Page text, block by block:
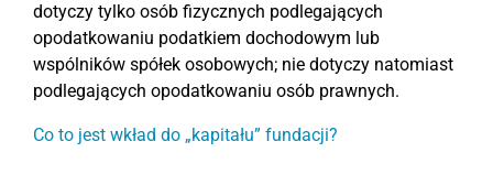
dotyczy tylko osób fizycznych podlegających
opodatkowaniu podatkiem dochodowym lub
wspólników spółek osobowych; nie dotyczy natomiast
podlegających opodatkowaniu osób prawnych.
Co to jest wkład do „kapitału” fundacji?